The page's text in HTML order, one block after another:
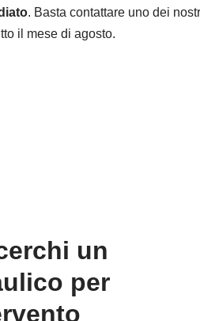
. Basta contattare uno dei
il mese di agosto.
un
per